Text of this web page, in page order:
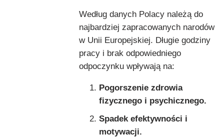
Według danych Polacy należą do
najbardziej zapracowanych narodów
w Unii Europejskiej. Długie godziny
pracy i brak odpowiedniego
odpoczynku wpływają na:
Pogorszenie zdrowia
fizycznego i psychicznego.
Spadek efektywności i
motywacji.